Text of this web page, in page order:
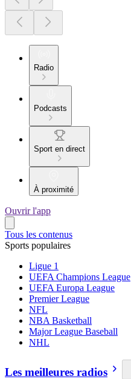
Radio
Podcasts
Sport en direct
À proximité
Ouvrir l'app
Tous les contenus
Sports populaires
Ligue 1
UEFA Champions League
UEFA Europa League
Premier League
NFL
NBA Basketball
Major League Baseball
NHL
Les meilleures radios